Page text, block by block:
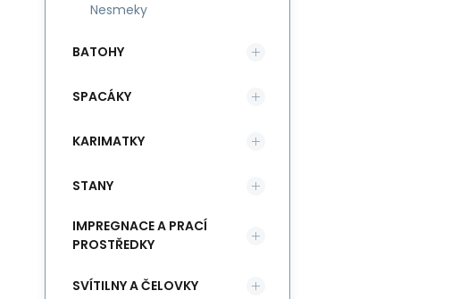
Nesmeky
BATOHY
SPACÁKY
KARIMATKY
STANY
IMPREGNACE A PRACÍ
PROSTŘEDKY
SVÍTILNY A ČELOVKY